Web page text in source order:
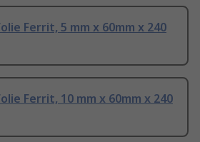
Ferrit, 5 mm x 60mm x 240
Ferrit, 10 mm x 60mm x 240